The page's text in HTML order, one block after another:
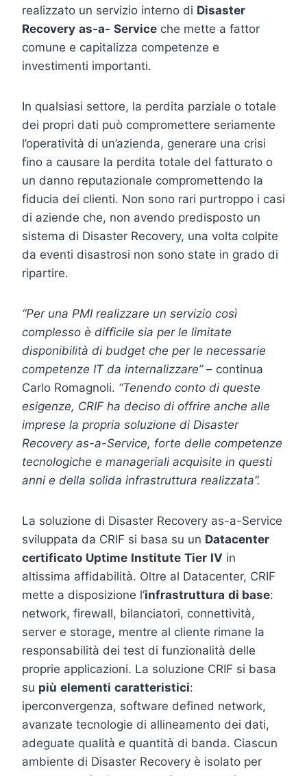
realizzato un servizio interno di Disaster
Recovery as-a- Service che mette a fattor
comune e capitalizza competenze e
investimenti importanti.
In qualsiasi settore, la perdita parziale o totale
dei propri dati può compromettere seriamente
l’operatività di un’azienda, generare una crisi
fino a causare la perdita totale del fatturato o
un danno reputazionale compromettendo la
fiducia dei clienti. Non sono rari purtroppo i casi
di aziende che, non avendo predisposto un
sistema di Disaster Recovery, una volta colpite
da eventi disastrosi non sono state in grado di
ripartire.
“Per una PMI realizzare un servizio così
complesso è difficile sia per le limitate
disponibilità di budget che per le necessarie
competenze IT da internalizzare” – continua
Carlo Romagnoli. “Tenendo conto di queste
esigenze, CRIF ha deciso di offrire anche alle
imprese la propria soluzione di Disaster
Recovery as-a-Service, forte delle competenze
tecnologiche e manageriali acquisite in questi
anni e della solida infrastruttura realizzata”.
La soluzione di Disaster Recovery as-a-Service
sviluppata da CRIF si basa su un Datacenter
certificato Uptime Institute Tier IV in
altissima affidabilità. Oltre al Datacenter, CRIF
mette a disposizione l’infrastruttura di base:
network, firewall, bilanciatori, connettività,
server e storage, mentre al cliente rimane la
responsabilità dei test di funzionalità delle
proprie applicazioni. La soluzione CRIF si basa
su più elementi caratteristici:
iperconvergenza, software defined network,
avanzate tecnologie di allineamento dei dati,
adeguate qualità e quantità di banda. Ciascun
ambiente di Disaster Recovery è isolato per